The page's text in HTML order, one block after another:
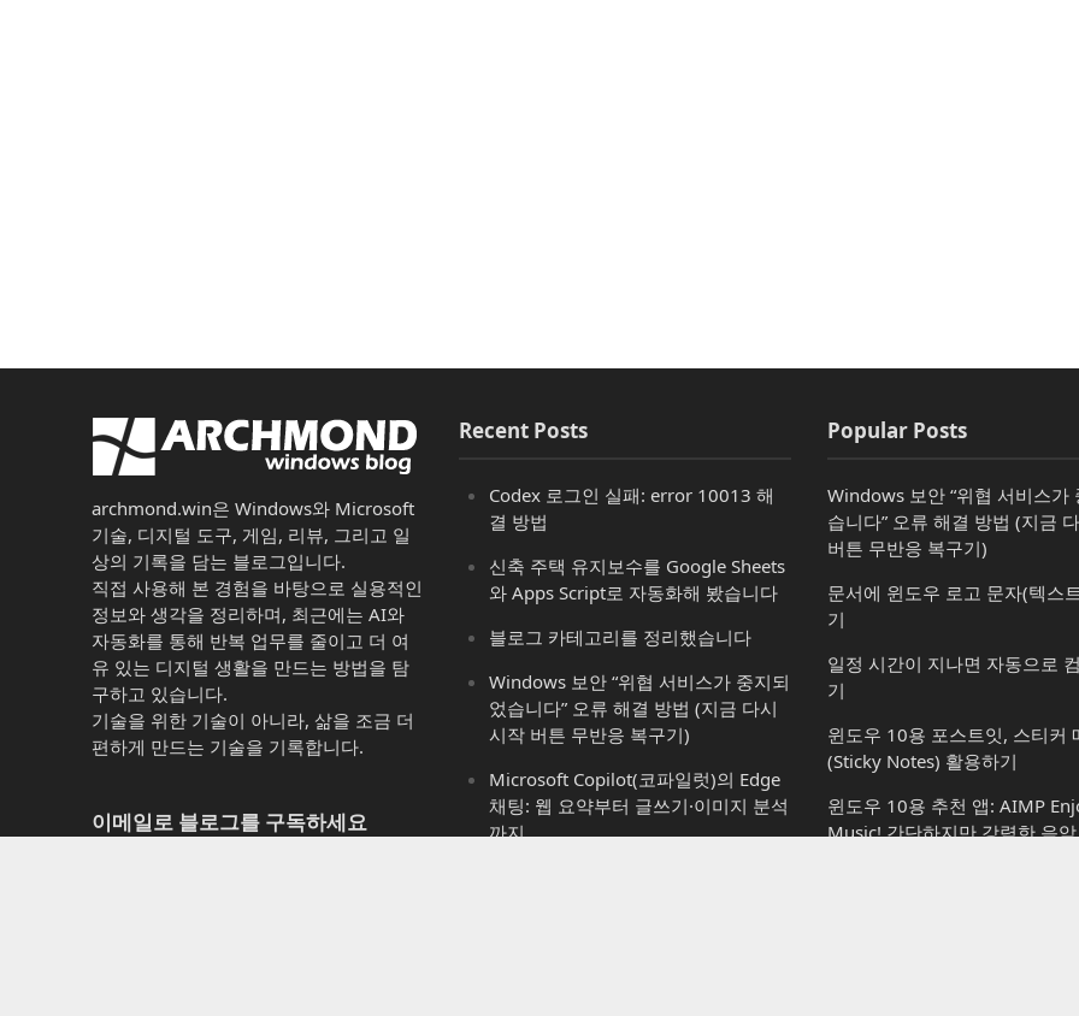
archmond.win은 Windows와 Microsoft
기술, 디지털 도구, 게임, 리뷰, 그리고 일
상의 기록을 담는 블로그입니다.
직접 사용해 본 경험을 바탕으로 실용적인
정보와 생각을 정리하며, 최근에는 AI와
자동화를 통해 반복 업무를 줄이고 더 여
유 있는 디지털 생활을 만드는 방법을 탐
구하고 있습니다.
기술을 위한 기술이 아니라, 삶을 조금 더
편하게 만드는 기술을 기록합니다.
이메일로 블로그를 구독하세요
Recent Posts
Codex 로그인 실패: error 10013 해
결 방법
신축 주택 유지보수를 Google Sheets
와 Apps Script로 자동화해 봤습니다
블로그 카테고리를 정리했습니다
Windows 보안 “위협 서비스가 중지되
었습니다” 오류 해결 방법 (지금 다시
시작 버튼 무반응 복구기)
Microsoft Copilot(코파일럿)의 Edge
채팅: 웹 요약부터 글쓰기·이미지 분석
까지
Popular Posts
Windows 보안 “위협 서비스가
습니다” 오류 해결 방법 (지금
버튼 무반응 복구기)
문서에 윈도우 로고 문자(텍스
기
일정 시간이 지나면 자동으로
기
윈도우 10용 포스트잇, 스티커
(Sticky Notes) 활용하기
윈도우 10용 추천 앱: AIMP
Music! 간단하지만 강력한 음